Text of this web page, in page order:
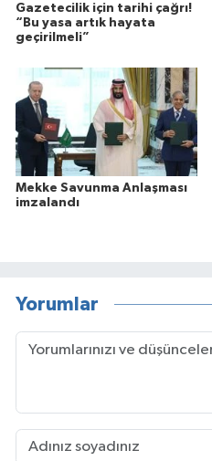
Gazetecilik için tarihi çağrı!
“Bu yasa artık hayata
geçirilmeli”
Mekke Savunma Anlaşması
imzalandı
Yorumlar